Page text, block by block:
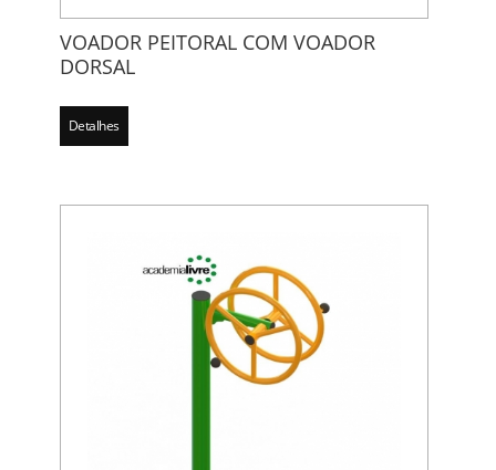
VOADOR PEITORAL COM VOADOR
DORSAL
Detalhes